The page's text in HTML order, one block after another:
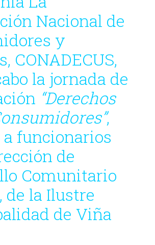
Nacional de
y
CONADECUS,
la jornada de
“Derechos
,
funcionarios
de
Comunitario
de la Ilustre
de Viña